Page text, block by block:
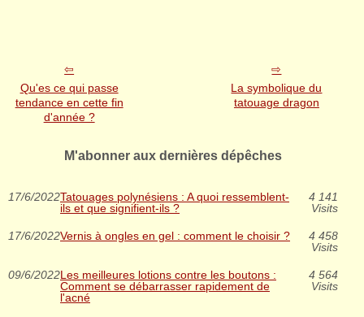
Qu'es ce qui passe
tendance en cette fin
d'année ?
La symbolique du
tatouage dragon
M'abonner aux dernières dépêches
17/6/2022Tatouages polynésiens : A quoi ressemblent-
ils et que signifient-ils ?
4 141
Visits
17/6/2022Vernis à ongles en gel : comment le choisir ?
4 458
Visits
09/6/2022Les meilleures lotions contre les boutons :
Comment se débarrasser rapidement de
l'acné
4 564
Visits